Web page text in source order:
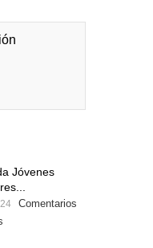
Jóvenes
Comentarios